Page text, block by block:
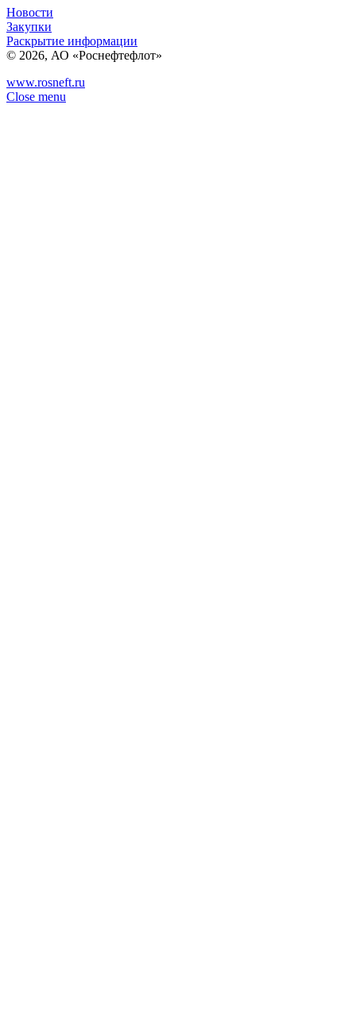
Новости
Закупки
Раскрытие информации
© 2026, АО «Роснефтефлот»
www.rosneft.ru
Close menu